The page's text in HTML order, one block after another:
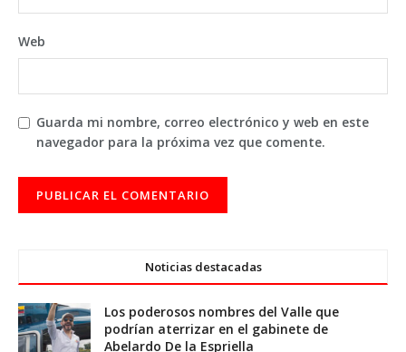
Web
Guarda mi nombre, correo electrónico y web en este
navegador para la próxima vez que comente.
Noticias destacadas
Los poderosos nombres del Valle que
podrían aterrizar en el gabinete de
Abelardo De la Espriella